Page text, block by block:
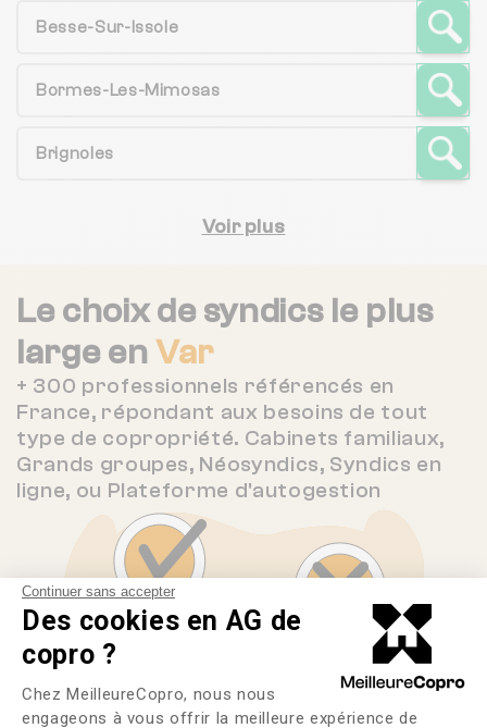
Continuer sans accepter
Des cookies en AG de
copro ?
Plateforme de Gestion du
Chez MeilleureCopro, nous nous
engageons à vous offrir la meilleure expérience de
Besse-Sur-Issole
Bormes-Les-Mimosas
Brignoles
Voir plus
Le choix de syndics le plus
large enVar
+ 300 professionnels référencés en
France, répondant aux besoins de tout
type de copropriété. Cabinets familiaux,
Grands groupes, Néosyndics, Syndics en
ligne, ou Plateforme d'autogestion